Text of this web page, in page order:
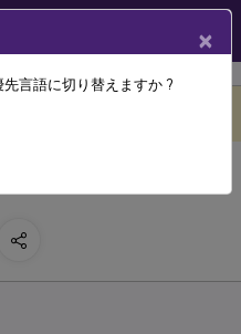
2503
×
言語に切り替えますか ?